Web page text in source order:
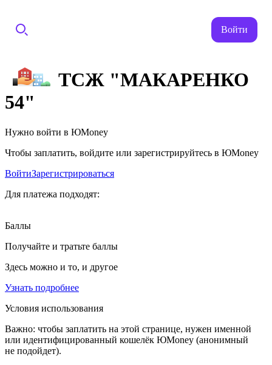
Войти
ТСЖ "МАКАРЕНКО
54"
Нужно войти в ЮMoney
Чтобы заплатить, войдите или зарегистрируйтесь в ЮMoney
ВойтиЗарегистрироваться
Для платежа подходят:
Баллы
Получайте и тратьте баллы
Здесь можно и то, и другое
Узнать подробнее
Условия использования
Важно: чтобы заплатить на этой странице, нужен именной
или идентифицированный кошелёк ЮMoney (анонимный
не подойдет).